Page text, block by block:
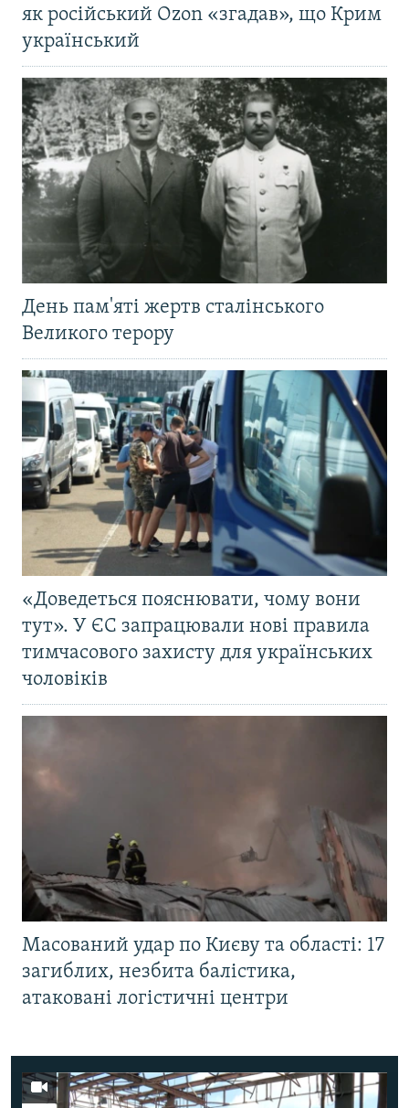
як російський Ozon «згадав», що Крим
український
День пам'яті жертв сталінського
Великого терору
«Доведеться пояснювати, чому вони
тут». У ЄС запрацювали нові правила
тимчасового захисту для українських
чоловіків
Масований удар по Києву та області: 17
загиблих, незбита балістика,
атаковані логістичні центри